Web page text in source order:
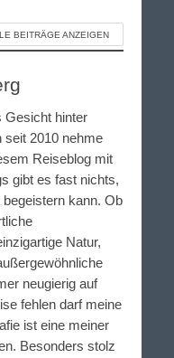
BEITRÄGE ANZEIGEN
Gesicht hinter
seit 2010 nehme
Reiseblog mit
gibt es fast nichts,
kann. Ob
Natur,
neugierig auf
fehlen darf meine
ist eine meiner
Besonders stolz